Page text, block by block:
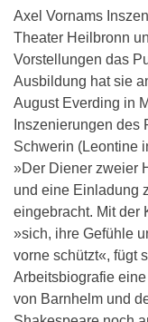
Axel Vornams
Theater Heilbronn
Vorstellungen das
Ausbildung hat sie
August Everding in
Inszenierungen des
Schwerin (Leontine
»Der Diener zweier
und eine Einladung
eingebracht. Mit der
»sich, ihre Gefühle
vorne schützt«, fügt
Arbeitsbiografie
von Barnhelm und